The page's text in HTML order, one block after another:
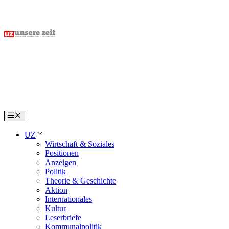
content
Menu
UZ
Wirtschaft & Soziales
Positionen
Anzeigen
Politik
Theorie & Geschichte
Aktion
Internationales
Kultur
Leserbriefe
Kommunalpolitik